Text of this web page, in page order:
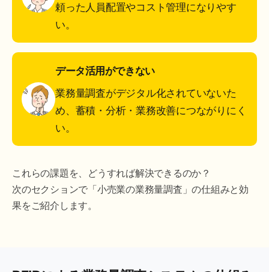
頼った人員配置やコスト管理になりやす
い。
データ活用ができない
業務量調査がデジタル化されていないた
め、蓄積・分析・業務改善につながりにく
い。
これらの課題を、どうすれば解決できるのか？
次のセクションで「小売業の業務量調査」の仕組みと効
果をご紹介します。